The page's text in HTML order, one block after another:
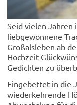
Seid vielen Jahren
liebgewonnene
Großalsleben ab
Hochzeit
Gedichten zu
Eingebettet in die
wiederkehrende